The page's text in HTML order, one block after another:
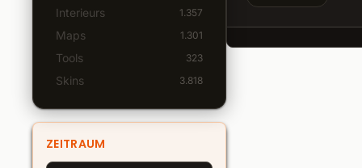
Interieurs 1.357
Maps 1.301
Tools 323
Skins 3.818
ZEITRAUM